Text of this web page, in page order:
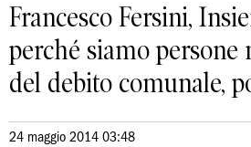
Francesco Fersini,
perché siamo persone
del debito comunale,
24 maggio 2014 03:48